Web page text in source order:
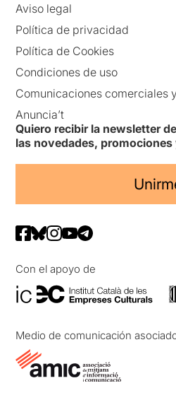
Aviso legal
Política de privacidad
Política de Cookies
Condiciones de uso
Comunicaciones comerciales
Anuncia’t
Quiero recibir la newsletter
las novedades,
Con el apoyo de
Medio de comunicación